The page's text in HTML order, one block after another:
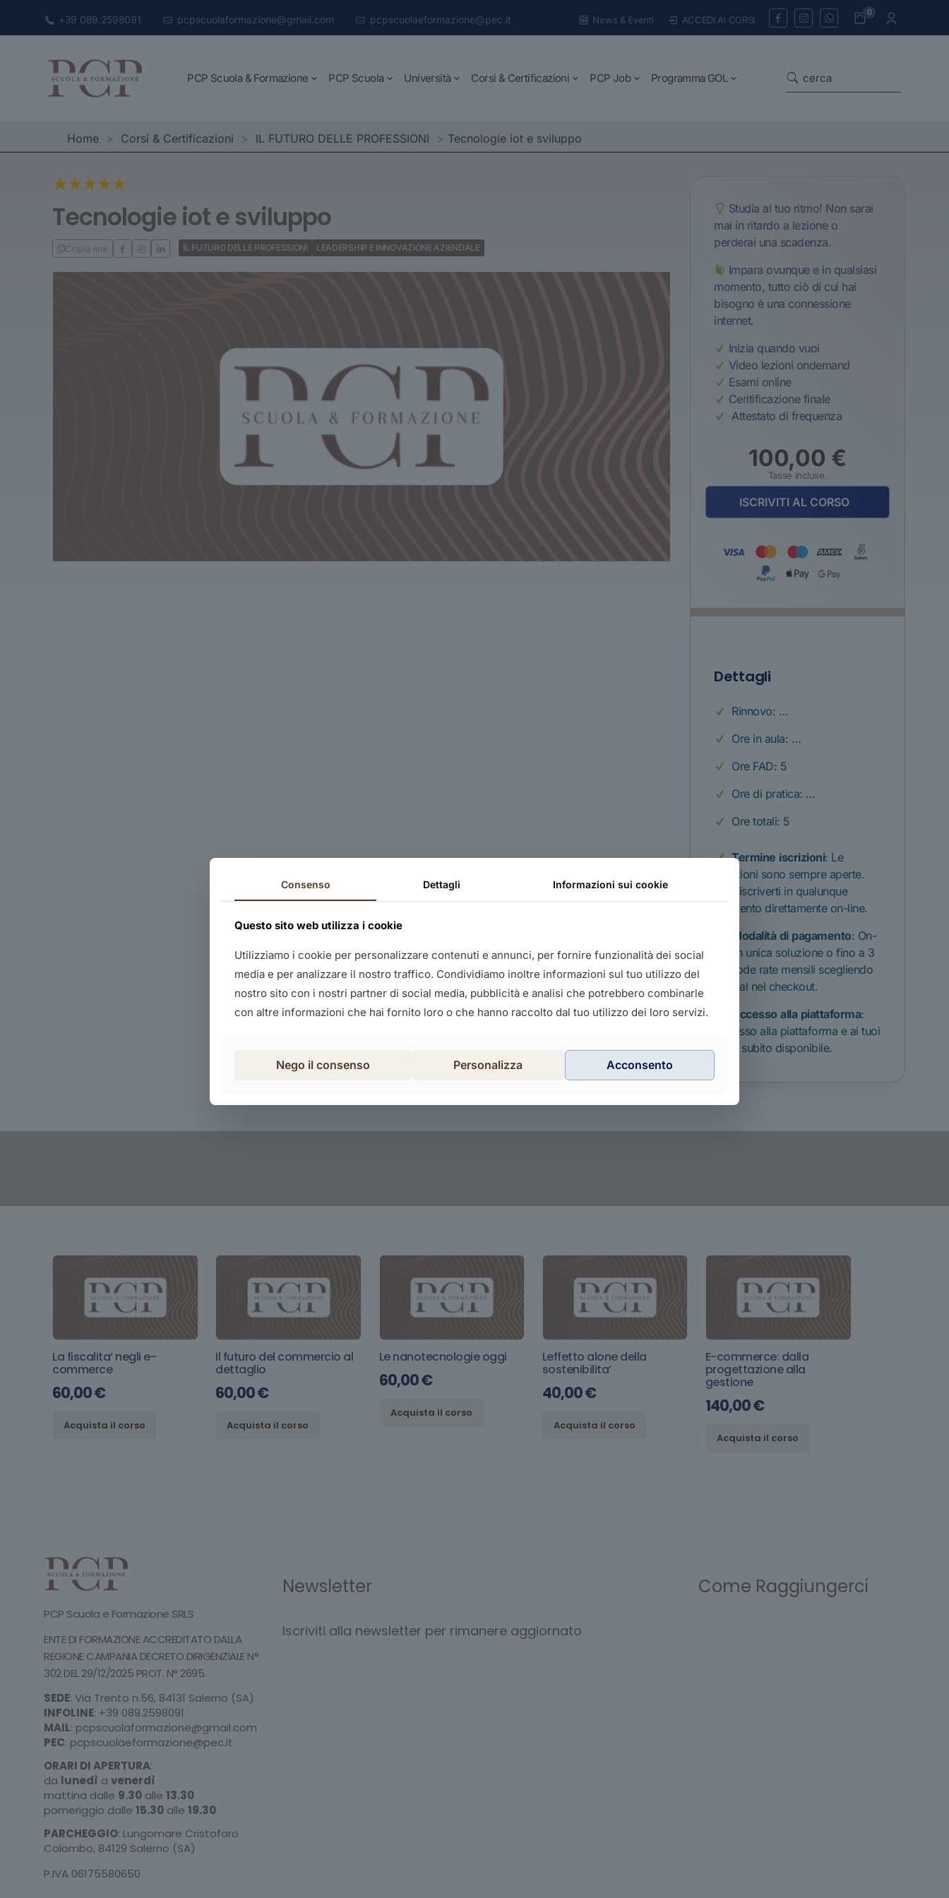
+39 089.2598091 pcpscuolaformazione@gmail.com pcpscuolaeformazione@pec.it News & Eventi ACCEDI AI CORSI
0
PCP Scuola & Formazione PCP Scuola Università Corsi & Certificazioni PCP Job Programma GOL
Home > Corsi & Certificazioni > IL FUTURO DELLE PROFESSIONI > Tecnologie iot e sviluppo
Tecnologie iot e sviluppo
Copia link IL FUTURO DELLE PROFESSIONI LEADERSHIP E INNOVAZIONE AZIENDALE
Studia al tuo ritmo! Non sarai
mai in ritardo a lezione o
perderai una scadenza.
Impara ovunque e in qualsiasi
momento, tutto ciò di cui hai
bisogno è una connessione
internet.
Inizia quando vuoi
Video lezioni ondemand
Esami online
Ceritificazione finale
Attestato di frequenza
100,00 €
Tasse incluse.
ISCRIVITI AL CORSO
Dettagli
Rinnovo: …
Ore in aula: …
Ore FAD: 5
Ore di pratica: …
Ore totali: 5
Termine iscrizioni: Le
iscrizioni sono sempre aperte.
Puoi iscriverti in qualunque
momento direttamente on-line.
Modalità di pagamento: On-
line in unica soluzione o fino a 3
comode rate mensili scegliendo
PayPal nel checkout.
Accesso alla piattaforma:
Accesso alla piattaforma e ai tuoi
corsi subito disponibile.
La fiscalita’ negli e-
commerce
60,00€
Acquista il corso
Il futuro del commercio al
dettaglio
60,00€
Acquista il corso
Le nanotecnologie oggi
60,00€
Acquista il corso
Leffetto alone della
sostenibilita’
40,00€
Acquista il corso
E-commerce: dalla
progettazione alla
gestione
140,00€
Acquista il corso
PCP Scuola e Formazione SRLS
ENTE DI FORMAZIONE ACCREDITATO DALLA
REGIONE CAMPANIA DECRETO DIRIGENZIALE N°
302 DEL 29/12/2025 PROT. N° 2695.
SEDE: Via Trento n.56, 84131 Salerno (SA)
INFOLINE: +39 089.2598091
MAIL: pcpscuolaformazione@gmail.com
PEC: pcpscuolaeformazione@pec.it
ORARI DI APERTURA:
da lunedì a venerdì
mattina dalle 9.30 alle 13.30
pomeriggio dalle 15.30 alle 19.30
PARCHEGGIO: Lungomare Cristoforo
Colombo, 84129 Salerno (SA)
P.IVA 06175580650
Newsletter
Iscriviti alla newsletter per rimanere aggiornato
Come Raggiungerci
Consenso Dettagli Informazioni sui cookie
Questo sito web utilizza i cookie
Utilizziamo i cookie per personalizzare contenuti e annunci, per fornire funzionalità dei social
media e per analizzare il nostro traffico. Condividiamo inoltre informazioni sul tuo utilizzo del
nostro sito con i nostri partner di social media, pubblicità e analisi che potrebbero combinarle
con altre informazioni che hai fornito loro o che hanno raccolto dal tuo utilizzo dei loro servizi.
Nego il consenso Personalizza Acconsento